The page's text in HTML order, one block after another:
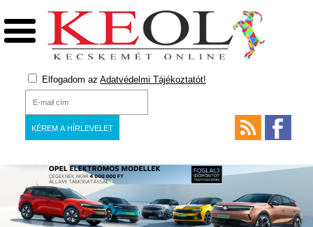
Elfogadom az Adatvédelmi Tájékoztatót!